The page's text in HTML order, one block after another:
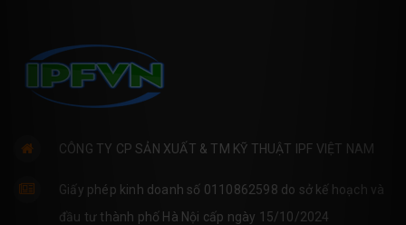
CÔNG TY CP SẢN XUẤT & TM KỸ THUẬT IPF VIỆT NAM
Giấy phép kinh doanh số 0110862598 do sở kế hoạch và
đầu tư thành phố Hà Nội cấp ngày 15/10/2024